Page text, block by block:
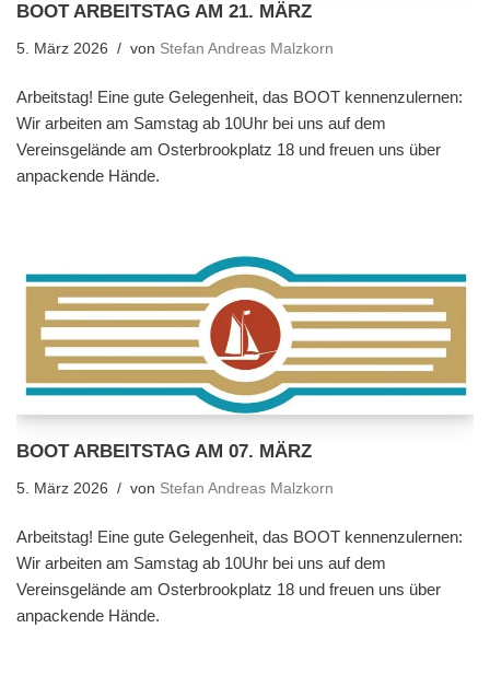
BOOT ARBEITSTAG AM 21. MÄRZ
5. März 2026 von Stefan Andreas Malzkorn
Arbeitstag! Eine gute Gelegenheit, das BOOT kennenzulernen:
Wir arbeiten am Samstag ab 10Uhr bei uns auf dem
Vereinsgelände am Osterbrookplatz 18 und freuen uns über
anpackende Hände.
BOOT ARBEITSTAG AM 07. MÄRZ
5. März 2026 von Stefan Andreas Malzkorn
Arbeitstag! Eine gute Gelegenheit, das BOOT kennenzulernen:
Wir arbeiten am Samstag ab 10Uhr bei uns auf dem
Vereinsgelände am Osterbrookplatz 18 und freuen uns über
anpackende Hände.